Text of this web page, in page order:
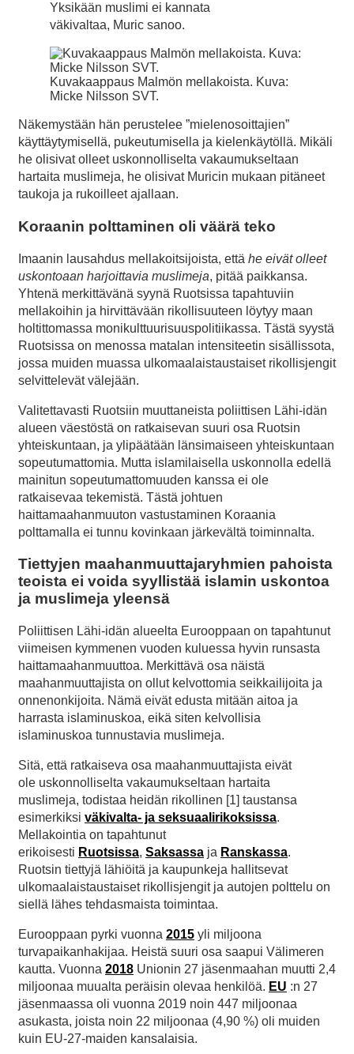
Yksikään muslimi ei kannata
väkivaltaa, Muric sanoo.
Kuvakaappaus Malmön mellakoista. Kuva:
Micke Nilsson SVT.
Näkemystään hän perustelee ”mielenosoittajien”
käyttäytymisellä, pukeutumisella ja kielenkäytöllä. Mikäli
he olisivat olleet uskonnolliselta vakaumukseltaan
hartaita muslimeja, he olisivat Muricin mukaan pitäneet
taukoja ja rukoilleet ajallaan.
Koraanin polttaminen oli väärä teko
Imaanin lausahdus mellakoitsijoista, että he eivät olleet
uskontoaan harjoittavia muslimeja, pitää paikkansa.
Yhtenä merkittävänä syynä Ruotsissa tapahtuviin
mellakoihin ja hirvittävään rikollisuuteen löytyy maan
holtittomassa monikulttuurisuuspolitiikassa. Tästä syystä
Ruotsissa on menossa matalan intensiteetin sisällissota,
jossa muiden muassa ulkomaalaistaustaiset rikollisjengit
selvittelevät välejään.
Valitettavasti Ruotsiin muuttaneista poliittisen Lähi-idän
alueen väestöstä on ratkaisevan suuri osa Ruotsin
yhteiskuntaan, ja ylipäätään länsimaiseen yhteiskuntaan
sopeutumattomia. Mutta islamilaisella uskonnolla edellä
mainitun sopeutumattomuuden kanssa ei ole
ratkaisevaa tekemistä. Tästä johtuen
haittamaahanmuuton vastustaminen Koraania
polttamalla ei tunnu kovinkaan järkevältä toiminnalta.
Tiettyjen maahanmuuttajaryhmien pahoista
teoista ei voida syyllistää islamin uskontoa
ja muslimeja yleensä
Poliittisen Lähi-idän alueelta Eurooppaan on tapahtunut
viimeisen kymmenen vuoden kuluessa hyvin runsasta
haittamaahanmuuttoa. Merkittävä osa näistä
maahanmuuttajista on ollut kelvottomia seikkailijoita ja
onnenonkijoita. Nämä eivät edusta mitään aitoa ja
harrasta islaminuskoa, eikä siten kelvollisia
islaminuskoa tunnustavia muslimeja.
Sitä, että ratkaiseva osa maahanmuuttajista eivät
ole uskonnolliselta vakaumukseltaan hartaita
muslimeja, todistaa heidän rikollinen [1] taustansa
esimerkiksi väkivalta- ja seksuaalirikoksissa.
Mellakointia on tapahtunut
erikoisesti Ruotsissa, Saksassa ja Ranskassa.
Ruotsin tiettyjä lähiöitä ja kaupunkeja hallitsevat
ulkomaalaistaustaiset rikollisjengit ja autojen polttelu on
siellä lähes tehdasmaista toimintaa.
Eurooppaan pyrki vuonna 2015 yli miljoona
turvapaikanhakijaa. Heistä suuri osa saapui Välimeren
kautta. Vuonna 2018 Unionin 27 jäsenmaahan muutti 2,4
miljoonaa muualta peräisin olevaa henkilöä. EU :n 27
jäsenmaassa oli vuonna 2019 noin 447 miljoonaa
asukasta, joista noin 22 miljoonaa (4,90 %) oli muiden
kuin EU-27-maiden kansalaisia.